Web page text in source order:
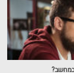
במחשב?